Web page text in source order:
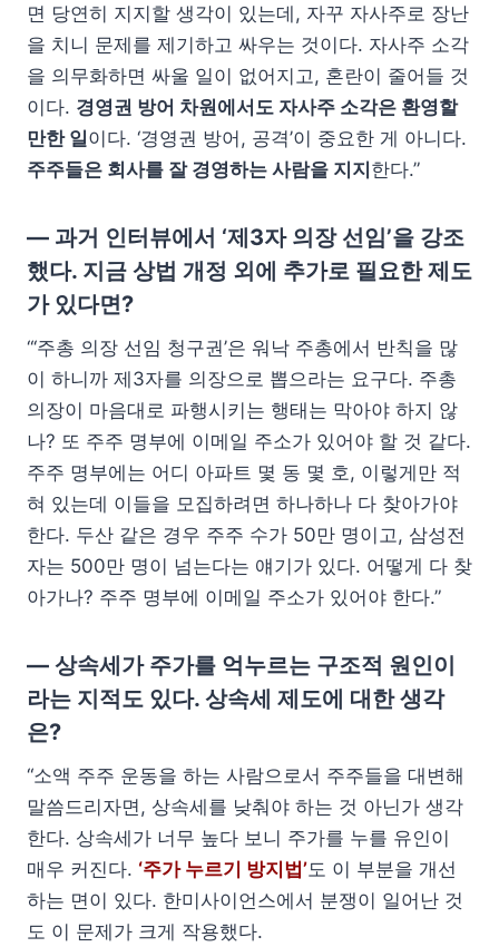
면 당연히 지지할 생각이 있는데, 자꾸 자사주로 장난
을 치니 문제를 제기하고 싸우는 것이다. 자사주 소각
을 의무화하면 싸울 일이 없어지고, 혼란이 줄어들 것
이다. 경영권 방어 차원에서도 자사주 소각은 환영할
만한 일이다. ‘경영권 방어, 공격’이 중요한 게 아니다.
주주들은 회사를 잘 경영하는 사람을 지지한다.”
— 과거 인터뷰에서 ‘제3자 의장 선임’을 강조
했다. 지금 상법 개정 외에 추가로 필요한 제도
가 있다면?
“‘주총 의장 선임 청구권’은 워낙 주총에서 반칙을 많
이 하니까 제3자를 의장으로 뽑으라는 요구다. 주총
의장이 마음대로 파행시키는 행태는 막아야 하지 않
나? 또 주주 명부에 이메일 주소가 있어야 할 것 같다.
주주 명부에는 어디 아파트 몇 동 몇 호, 이렇게만 적
혀 있는데 이들을 모집하려면 하나하나 다 찾아가야
한다. 두산 같은 경우 주주 수가 50만 명이고, 삼성전
자는 500만 명이 넘는다는 얘기가 있다. 어떻게 다 찾
아가나? 주주 명부에 이메일 주소가 있어야 한다.”
— 상속세가 주가를 억누르는 구조적 원인이
라는 지적도 있다. 상속세 제도에 대한 생각
은?
“소액 주주 운동을 하는 사람으로서 주주들을 대변해
말씀드리자면, 상속세를 낮춰야 하는 것 아닌가 생각
한다. 상속세가 너무 높다 보니 주가를 누를 유인이
매우 커진다. ‘주가 누르기 방지법’도 이 부분을 개선
하는 면이 있다. 한미사이언스에서 분쟁이 일어난 것
도 이 문제가 크게 작용했다.